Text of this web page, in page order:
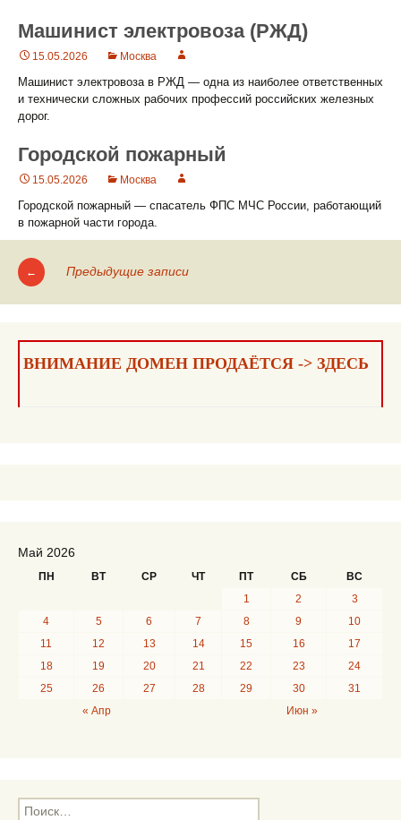
Машинист электровоза (РЖД)
15.05.2026 Москва
Машинист электровоза в РЖД — одна из наиболее ответственных
и технически сложных рабочих профессий российских железных
дорог.
Городской пожарный
15.05.2026 Москва
Городской пожарный — спасатель ФПС МЧС России, работающий
в пожарной части города.
Навигация
записям
← Предыдущие записи
ВНИМАНИЕ ДОМЕН ПРОДАЁТСЯ -> ЗДЕСЬ
Май 2026
ПН ВТ СР ЧТ ПТ СБ ВС
« Апр Июн »
1 2
3
4
5 6 7 8 9
10
11
12 13 14 15 16
17
18
19 20 21 22 23
24
25
26 27 28 29 30 31
Н